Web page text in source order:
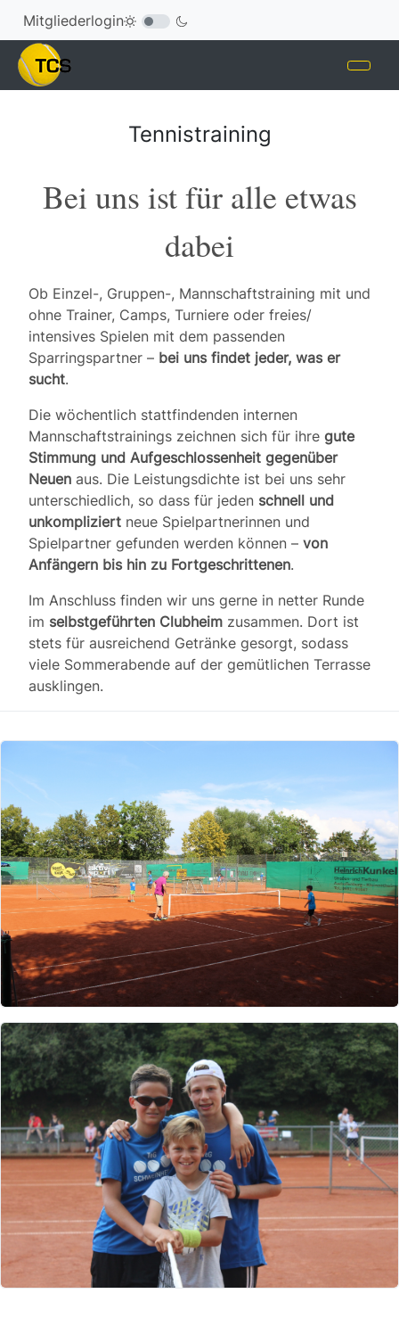
Mitgliederlogin
Tennistraining
Bei uns ist für alle etwas
dabei
Ob Einzel-, Gruppen-, Mannschaftstraining mit und
ohne Trainer, Camps, Turniere oder freies/
intensives Spielen mit dem passenden
Sparringspartner – bei uns findet jeder, was er
sucht.
Die wöchentlich stattfindenden internen
Mannschaftstrainings zeichnen sich für ihre gute
Stimmung und Aufgeschlossenheit gegenüber
Neuen aus. Die Leistungsdichte ist bei uns sehr
unterschiedlich, so dass für jeden schnell und
unkompliziert neue Spielpartnerinnen und
Spielpartner gefunden werden können – von
Anfängern bis hin zu Fortgeschrittenen.
Im Anschluss finden wir uns gerne in netter Runde
im selbstgeführten Clubheim zusammen. Dort ist
stets für ausreichend Getränke gesorgt, sodass
viele Sommerabende auf der gemütlichen Terrasse
ausklingen.